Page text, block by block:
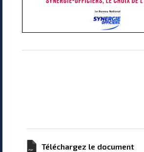
Téléchargez le document